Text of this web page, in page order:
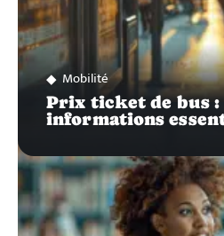
Mobilité
Prix ticket de bus
informations